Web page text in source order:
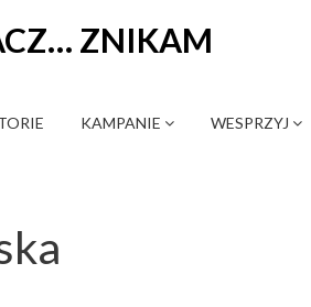
ZNIKAM
KAMPANIE WESPRZYJ